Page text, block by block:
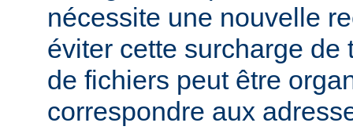
nécessite une nouvelle
éviter cette surcharge de
de fichiers peut être
correspondre aux